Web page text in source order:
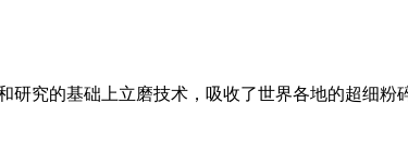
究的基础上立磨技术，吸收了世界各地的超细